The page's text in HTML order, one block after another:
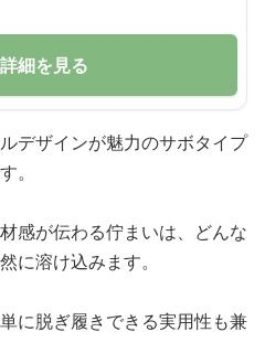
細を見る
デザインが魅力のサボタイプ
。
感が伝わる佇まいは、どんな
に溶け込みます。
に脱ぎ履きできる実用性も兼